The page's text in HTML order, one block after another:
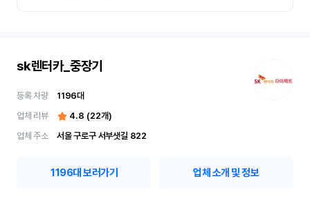
sk렌터카_중장기
등록 차량 1196대
업체 리뷰
4.8 (22개)
업체 주소
서울 구로구 서부샛길 822
1196대 보러가기 업체 소개 및 정보